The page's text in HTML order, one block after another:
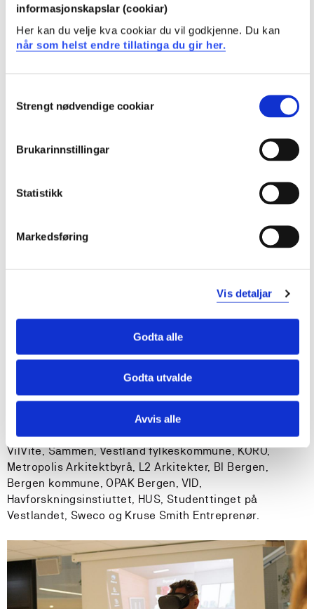
informasjonskapslar (cookiar)
Her kan du velje kva cookiar du vil godkjenne. Du kan
når som helst endre tillatinga du gir her.
Selection
Strengt nødvendige cookiar
Brukarinnstillingar
Statistikk
Markedsføring
Vis detaljar
Godta alle
Godta utvalde
Avvis alle
Statsbygg, ved avdelingsdirektør Linda Sunde Eriksen,
overleverte den symbolske nøkkelen til statsråden.
På programmet stod også hilsningstaler, lunsj og
omvisning i bygget. Studenter ved Fakultet for
lærerutdanning, kultur og idrett (FLKI) gav gjestene
I tillegg til representanter fra Statsbygg og
Kunnskapsdepartementet fikk HVL gjester også fra:
Stortinget, Innovasjon Norge, Maritime Bergen, NHO,
VilVite, Sammen, Vestland fylkeskommune, KORO,
Metropolis Arkitektbyrå, L2 Arkitekter, BI Bergen,
Bergen kommune, OPAK Bergen, VID,
Havforskningsinstiuttet, HUS, Studenttinget på
Vestlandet, Sweco og Kruse Smith Entreprenør.